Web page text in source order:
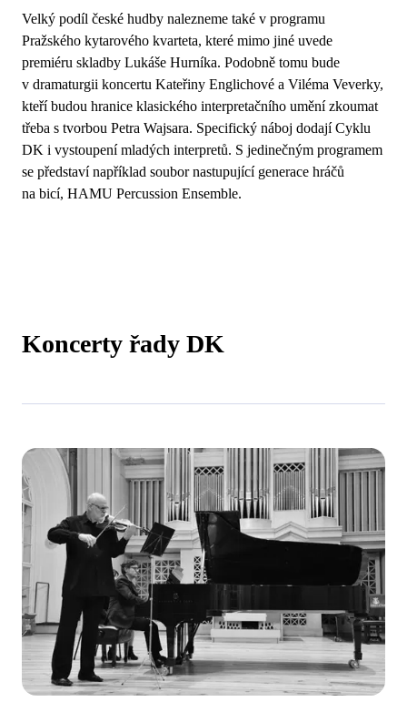
Velký podíl české hudby nalezneme také v programu
Pražského kytarového kvarteta, které mimo jiné uvede
premiéru skladby Lukáše Hurníka. Podobně tomu bude
v dramaturgii koncertu Kateřiny Englichové a Viléma Veverky,
kteří budou hranice klasického interpretačního umění zkoumat
třeba s tvorbou Petra Wajsara. Specifický náboj dodají Cyklu
DK i vystoupení mladých interpretů. S jedinečným programem
se představí například soubor nastupující generace hráčů
na bicí, HAMU Percussion Ensemble.
Koncerty řady DK